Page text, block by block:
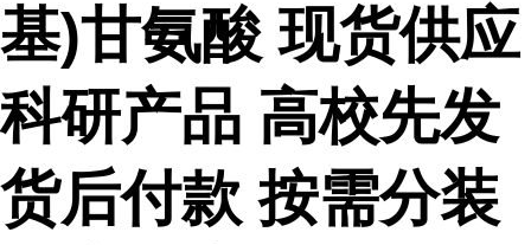
基)甘氨酸 现货供应
科研产品 高校先发
货后付款 按需分装